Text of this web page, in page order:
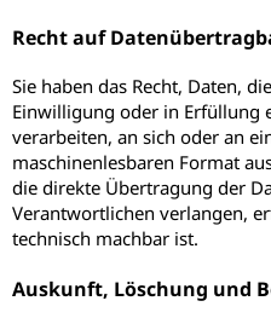
Recht auf
Sie haben das Recht, Daten,
Einwilligung oder in Erfüllung
verarbeiten, an sich oder an
maschinenlesbaren Format
die direkte Übertragung der
Verantwortlichen verlangen,
technisch machbar ist.
Auskunft, Löschung und